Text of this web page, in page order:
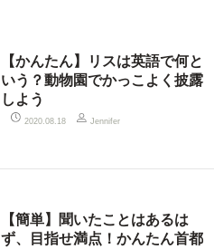
【かんたん】リスは英語で何と
いう？動物園でかっこよく披露
しよう
2020.08.18 Jennifer
【簡単】聞いたことはあるは
ず、目指せ満点！かんたん首都